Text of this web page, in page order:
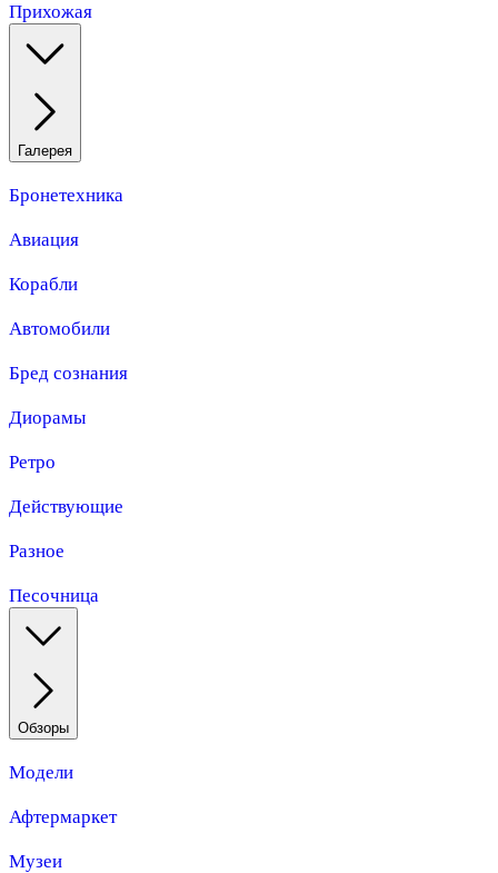
Прихожая
Галерея
Бронетехника
Авиация
Корабли
Автомобили
Бред сознания
Диорамы
Ретро
Действующие
Разное
Песочница
Обзоры
Модели
Афтермаркет
Музеи